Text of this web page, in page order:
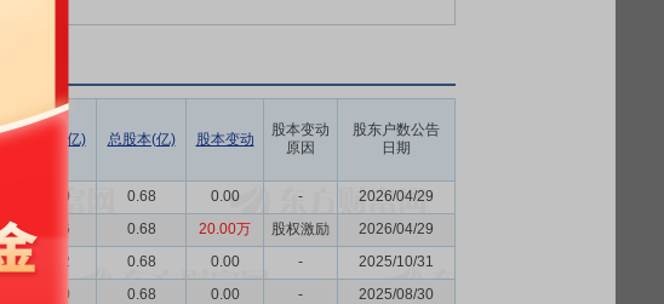
总市值(亿) 总股本(亿) 股本变动
股本变动
原因
股东户数公告
日期
25.80 0.68 0.00 -
2026/04/29
26.76 0.68 20.00万 股权激励
2026/04/29
27.32 0.68 0.00 -
2025/10/31
25.20 0.68 0.00 -
2025/08/30